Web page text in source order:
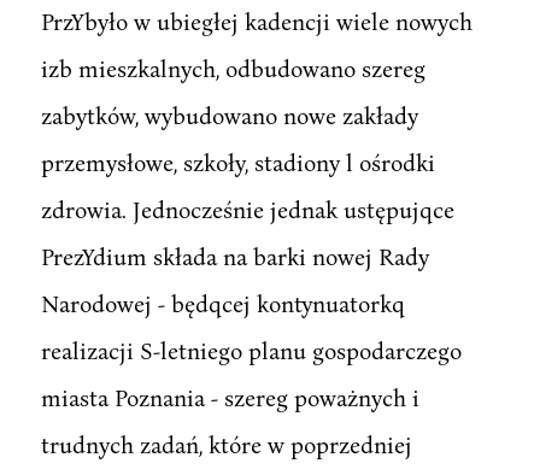
PrzYbyło w ubiegłej kadencji wiele nowych
izb mieszkalnych, odbudowano szereg
zabytków, wybudowano nowe zakłady
przemysłowe, szkoły, stadiony l ośrodki
zdrowia. Jednocześnie jednak ustępujqce
PrezYdium składa na barki nowej Rady
Narodowej - będqcej kontynuatorkq
realizacji S-letniego planu gospodarczego
miasta Poznania - szereg poważnych i
trudnych zadań, które w poprzedniej